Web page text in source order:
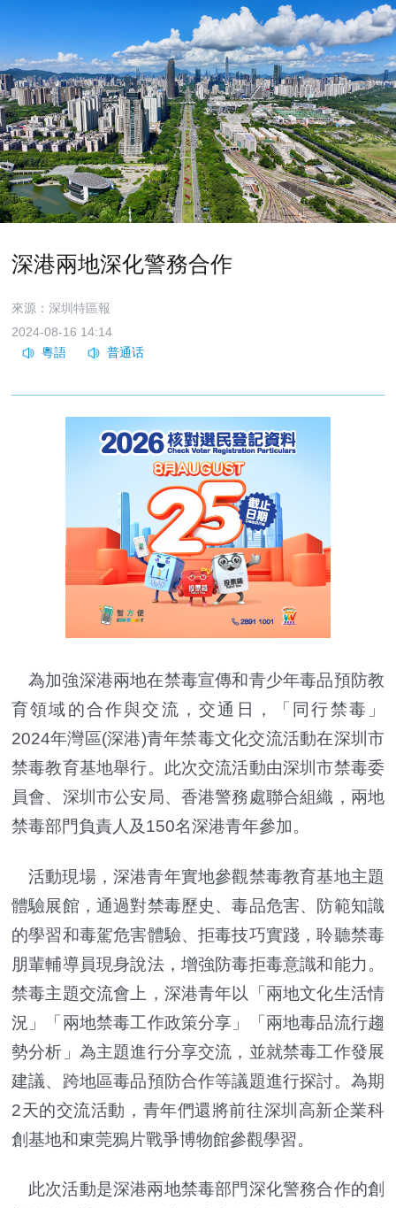
深港兩地深化警務合作
來源：深圳特區報
2024-08-16 14:14
為加強深港兩地在禁毒宣傳和青少年毒品預防教
育領域的合作與交流，交通日，「同行禁毒」
2024年灣區(深港)青年禁毒文化交流活動在深圳市
禁毒教育基地舉行。此次交流活動由深圳市禁毒委
員會、深圳市公安局、香港警務處聯合組織，兩地
禁毒部門負責人及150名深港青年參加。
活動現場，深港青年實地參觀禁毒教育基地主題
體驗展館，通過對禁毒歷史、毒品危害、防範知識
的學習和毒駕危害體驗、拒毒技巧實踐，聆聽禁毒
朋輩輔導員現身說法，增強防毒拒毒意識和能力。
禁毒主題交流會上，深港青年以「兩地文化生活情
況」「兩地禁毒工作政策分享」「兩地毒品流行趨
勢分析」為主題進行分享交流，並就禁毒工作發展
建議、跨地區毒品預防合作等議題進行探討。為期
2天的交流活動，青年們還將前往深圳高新企業科
創基地和東莞鴉片戰爭博物館參觀學習。
此次活動是深港兩地禁毒部門深化警務合作的創